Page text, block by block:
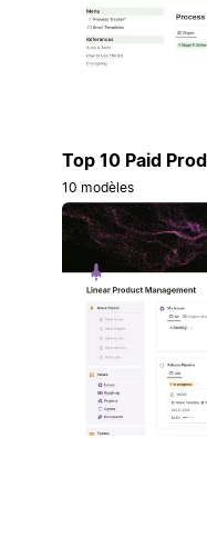
Top 10 Paid
10 modèles